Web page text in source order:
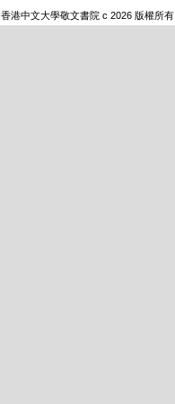
香港中文大學敬文書院 c 2026 版權所有